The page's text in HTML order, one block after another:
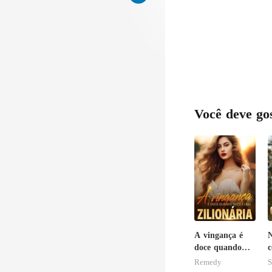
Você deve
A vingança é
doce quando
você é uma
Remedy